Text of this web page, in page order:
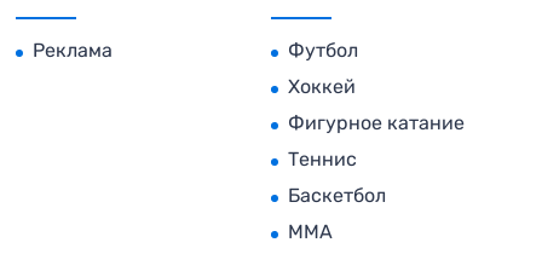
Реклама
Футбол
Хоккей
Фигурное катание
Теннис
Баскетбол
MMA